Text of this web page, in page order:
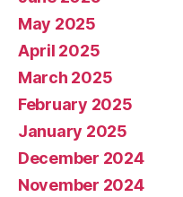
May 2025
April 2025
March 2025
February 2025
January 2025
December 2024
November 2024